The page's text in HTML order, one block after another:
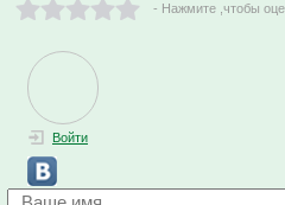
- Нажмите ,чтобы
Войти